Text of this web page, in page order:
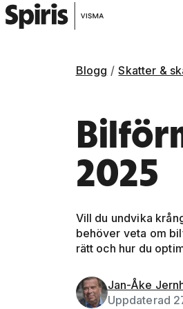
Blogg Skatter &
2025
Vill du undvika
behöver veta om
rätt och hur du
Jan-Åke
Uppdaterad
Gå